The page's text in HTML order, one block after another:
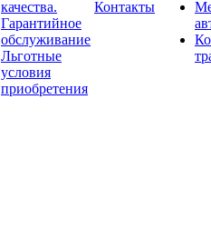
качества.
Гарантийное
обслуживание
Льготные
условия
приобретения
Контакты